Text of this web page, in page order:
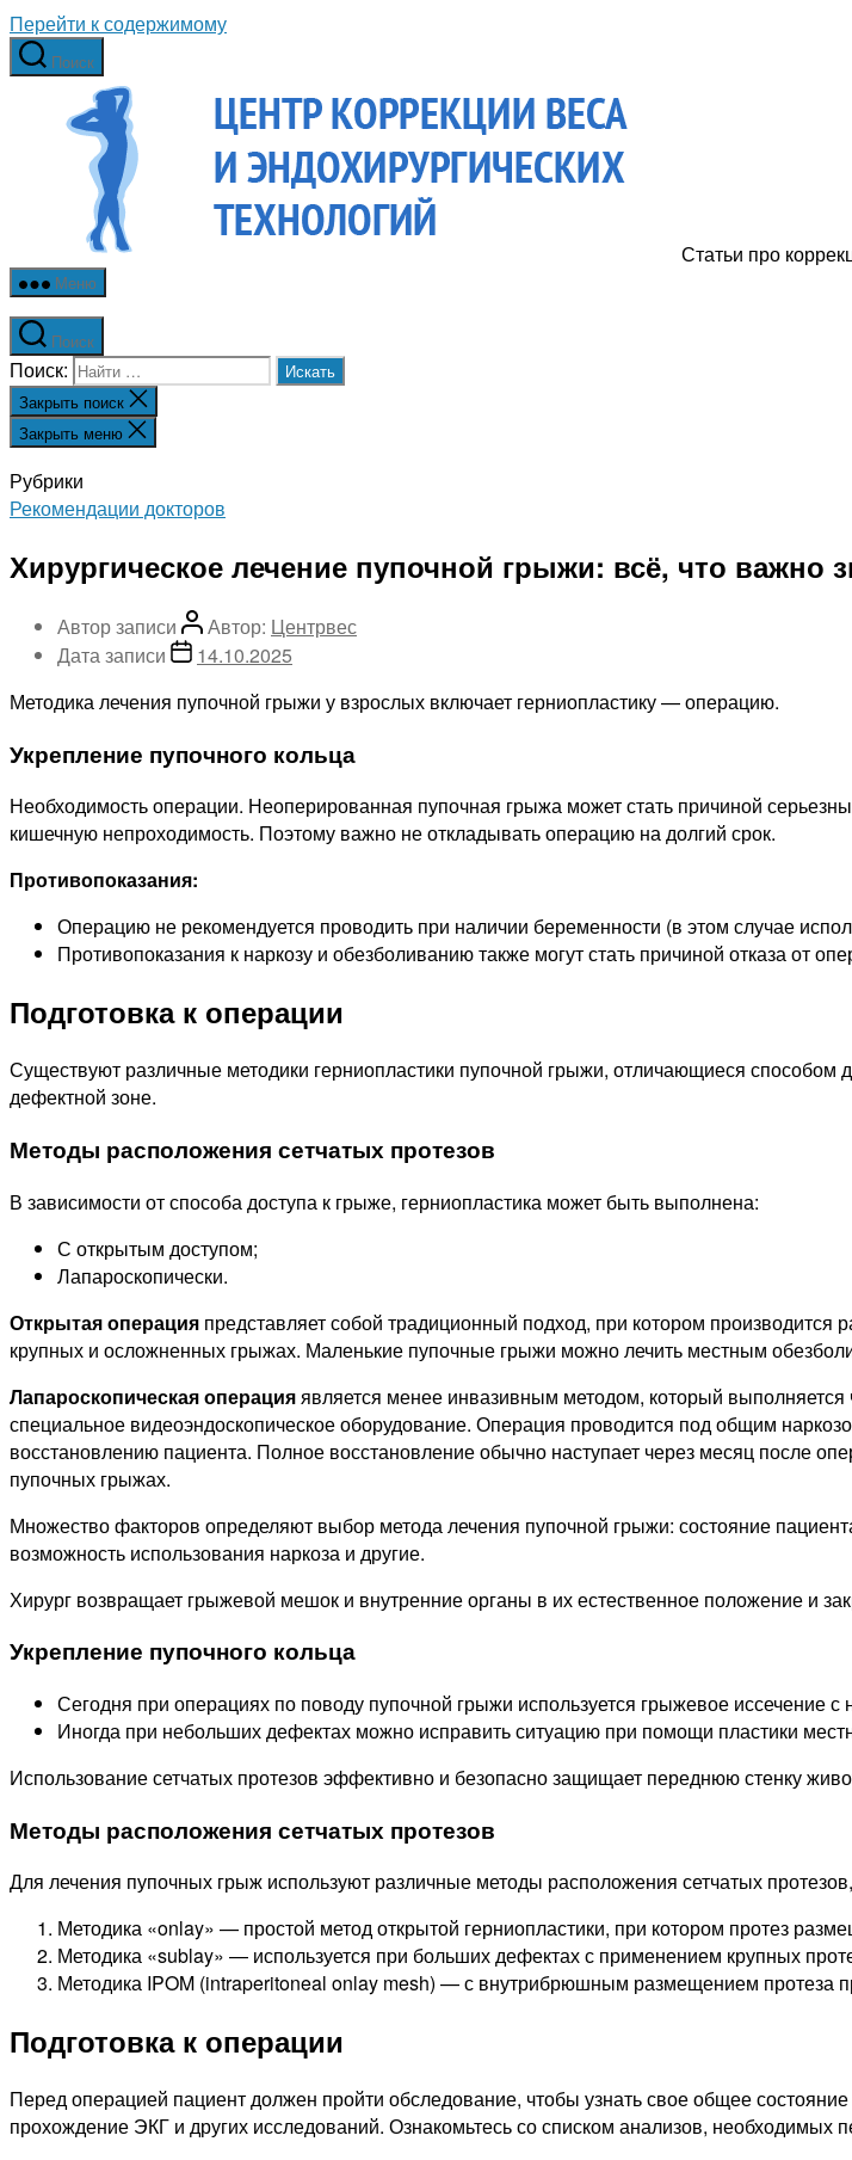
Перейти к содержимому
Поиск
Статьи про
Меню
Поиск
Поиск:
Закрыть поиск
Закрыть меню
Рубрики
Рекомендации докторов
Хирургическое лечение пупочной грыжи: всё, что важно
Автор записи Автор: Центрвес
Дата записи
14.10.2025
Методика лечения пупочной грыжи у взрослых включает герниопластику — операцию.
Укрепление пупочного кольца
Необходимость операции. Неоперированная пупочная грыжа может стать причиной
кишечную непроходимость. Поэтому важно не откладывать операцию на долгий срок.
Противопоказания:
Операцию не рекомендуется проводить при наличии беременности (в этом случае
Противопоказания к наркозу и обезболиванию также могут стать причиной отказа от
Подготовка к операции
Существуют различные методики герниопластики пупочной грыжи, отличающиеся способом
дефектной зоне.
Методы расположения сетчатых протезов
В зависимости от способа доступа к грыже, герниопластика может быть выполнена:
С открытым доступом;
Лапароскопически.
Открытая операция представляет собой традиционный подход, при котором
крупных и осложненных грыжах. Маленькие пупочные грыжи можно лечить местным
Лапароскопическая операция является менее инвазивным методом, который
специальное видеоэндоскопическое оборудование. Операция проводится под общим
восстановлению пациента. Полное восстановление обычно наступает через месяц после
пупочных грыжах.
Множество факторов определяют выбор метода лечения пупочной грыжи: состояние
возможность использования наркоза и другие.
Хирург возвращает грыжевой мешок и внутренние органы в их естественное положение и
Укрепление пупочного кольца
Сегодня при операциях по поводу пупочной грыжи используется грыжевое иссечение
Иногда при небольших дефектах можно исправить ситуацию при помощи пластики
Использование сетчатых протезов эффективно и безопасно защищает переднюю стенку
Методы расположения сетчатых протезов
Для лечения пупочных грыж используют различные методы расположения сетчатых протезов,
Методика «onlay» — простой метод открытой герниопластики, при котором протез
Методика «sublay» — используется при больших дефектах с применением крупных
Методика IPOM (intraperitoneal onlay mesh) — с внутрибрюшным размещением протеза
Подготовка к операции
Перед операцией пациент должен пройти обследование, чтобы узнать свое общее
прохождение ЭКГ и других исследований. Ознакомьтесь со списком анализов, необходимых